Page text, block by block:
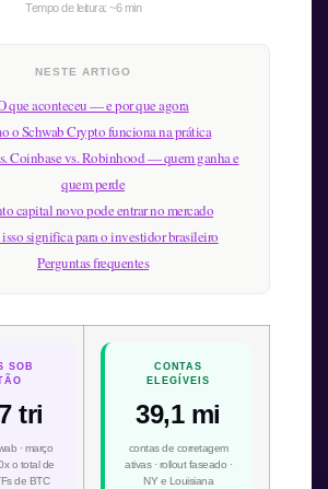
Tempo de leitura: ~6 min
NESTE ARTIGO
que aconteceu — e por que agora
o Schwab Crypto funciona na prática
Coinbase vs. Robinhood — quem ganha e
quem perde
capital novo pode entrar no mercado
isso significa para o investidor brasileiro
Perguntas frequentes
SOB
tri
· março
o total de
de BTC
CONTAS
ELEGÍVEIS
39,1 mi
contas de corretagem
ativas · rollout faseado ·
NY e Louisiana